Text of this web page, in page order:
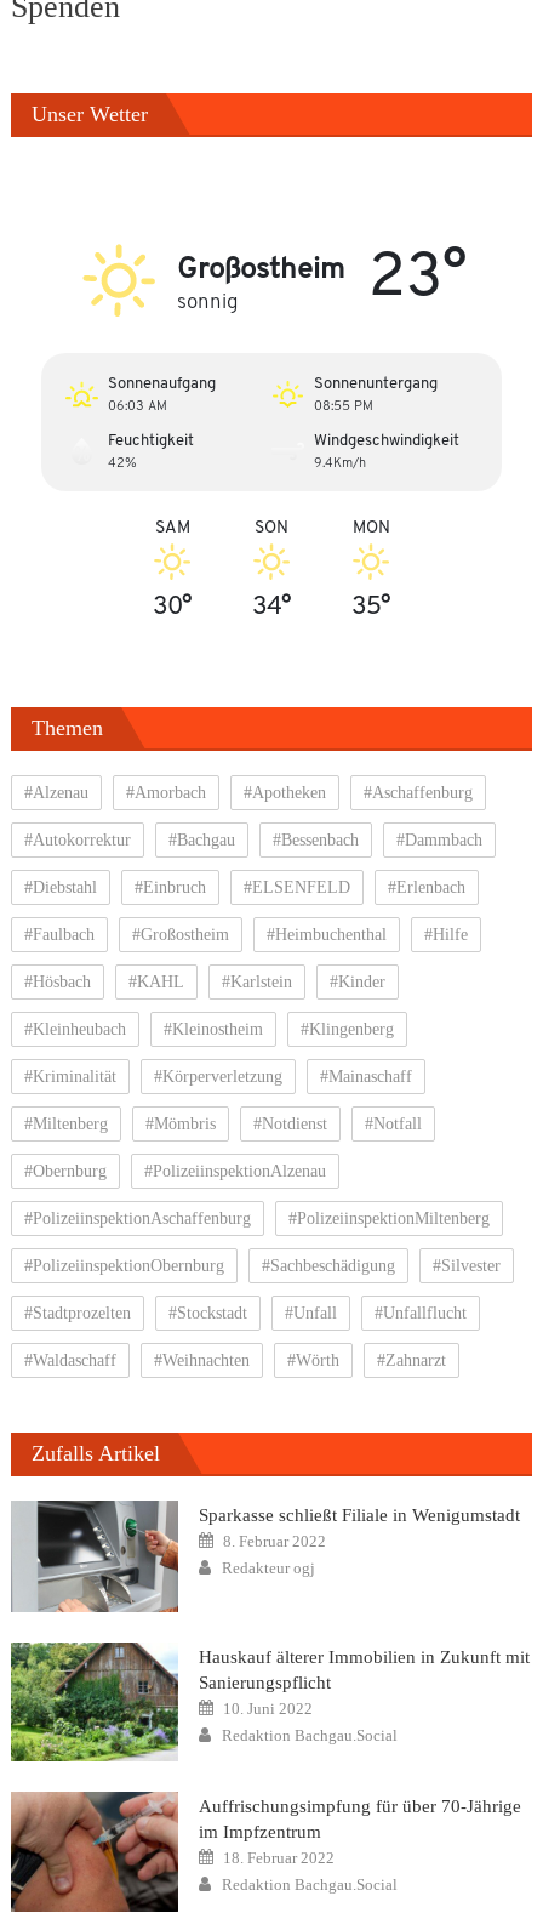
Unser Wetter
Großostheim
sonnig 23°
Sonnenaufgang
06:03 AM
Sonnenuntergang
08:55 PM
Feuchtigkeit
42%
Windgeschwindigkeit
9.4Km/h
SAM
30°
SON
34°
MON
35°
Themen
#Alzenau #Amorbach #Apotheken #Aschaffenburg
#Autokorrektur #Bachgau #Bessenbach #Dammbach
#Diebstahl #Einbruch #ELSENFELD #Erlenbach
#Faulbach #Großostheim #Heimbuchenthal #Hilfe
#Hösbach #KAHL #Karlstein #Kinder
#Kleinheubach #Kleinostheim #Klingenberg
#Kriminalität #Körperverletzung #Mainaschaff
#Miltenberg #Mömbris #Notdienst #Notfall
#Obernburg #PolizeiinspektionAlzenau
#PolizeiinspektionAschaffenburg #PolizeiinspektionMiltenberg
#PolizeiinspektionObernburg #Sachbeschädigung #Silvester
#Stadtprozelten #Stockstadt #Unfall #Unfallflucht
#Waldaschaff #Weihnachten #Wörth #Zahnarzt
Zufalls Artikel
Sparkasse schließt Filiale in Wenigumstadt
Posted
on
8. Februar 2022
Author
Redakteur ogj
Hauskauf älterer Immobilien in Zukunft mit
Sanierungspflicht
Posted
on
10. Juni 2022
Author
Redaktion Bachgau.Social
Auffrischungsimpfung für über 70-Jährige
im Impfzentrum
Posted
on
18. Februar 2022
Author
Redaktion Bachgau.Social